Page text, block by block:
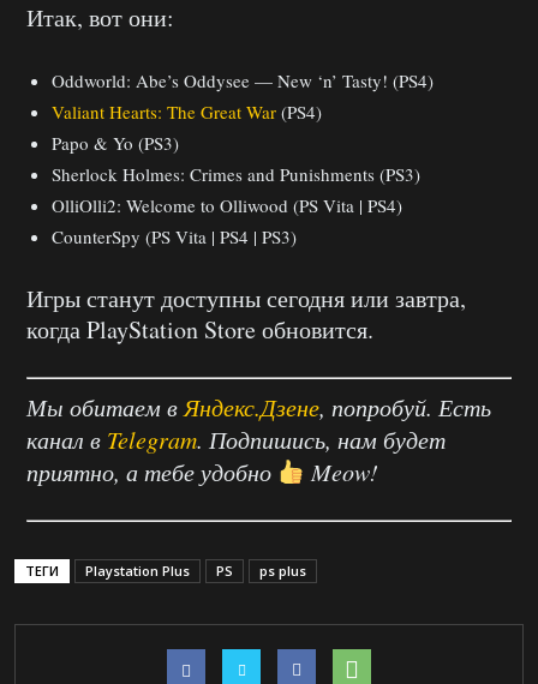
Итак, вот они:
Oddworld: Abe’s Oddysee — New ‘n’ Tasty! (PS4)
Valiant Hearts: The Great War (PS4)
Papo & Yo (PS3)
Sherlock Holmes: Crimes and Punishments (PS3)
OlliOlli2: Welcome to Olliwood (PS Vita | PS4)
CounterSpy (PS Vita | PS4 | PS3)
Игры станут доступны сегодня или завтра,
когда PlayStation Store обновится.
Мы обитаем вЯндекс.Дзене, попробуй. Есть
канал в Telegram. Подпишись, нам будет
приятно, а тебе удобно
Meow!
ТЕГИ Playstation Plus PS ps plus